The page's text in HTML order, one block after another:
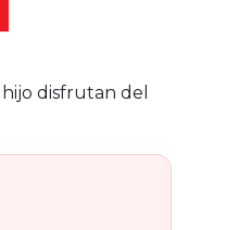
hijo disfrutan del